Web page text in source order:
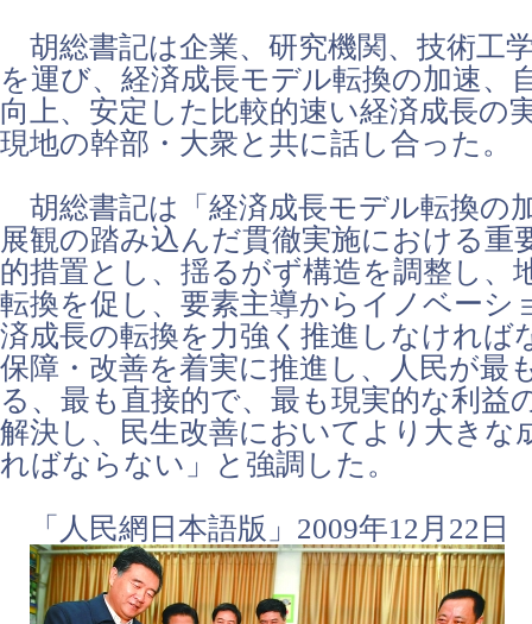
胡総書記は企業、研究機関、技術工
を運び、経済成長モデル転換の加速、
向上、安定した比較的速い経済成長の
現地の幹部・大衆と共に話し合った。
胡総書記は「経済成長モデル転換の
展観の踏み込んだ貫徹実施における重
的措置とし、揺るがず構造を調整し、
転換を促し、要素主導からイノベーシ
済成長の転換を力強く推進しなければ
保障・改善を着実に推進し、人民が最
る、最も直接的で、最も現実的な利益
解決し、民生改善においてより大きな
ればならない」と強調した。
「人民網日本語版」2009年12月22日